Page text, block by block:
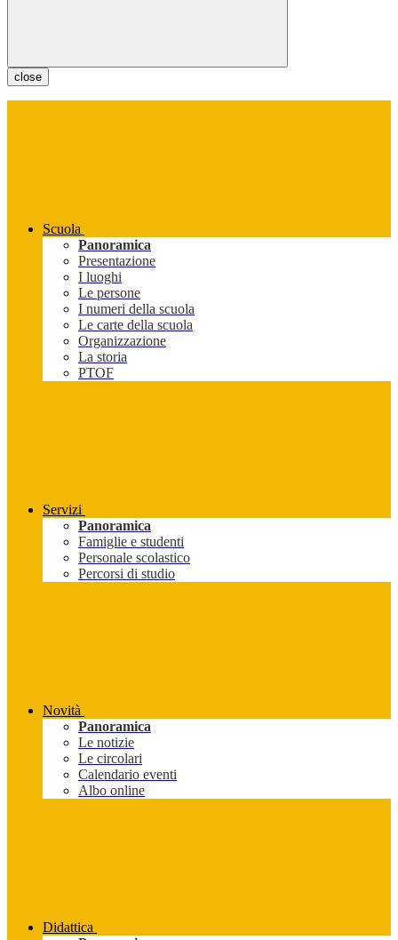
close
Scuola
Panoramica
Presentazione
I luoghi
Le persone
I numeri della scuola
Le carte della scuola
Organizzazione
La storia
PTOF
Servizi
Panoramica
Famiglie e studenti
Personale scolastico
Percorsi di studio
Novità
Panoramica
Le notizie
Le circolari
Calendario eventi
Albo online
Didattica